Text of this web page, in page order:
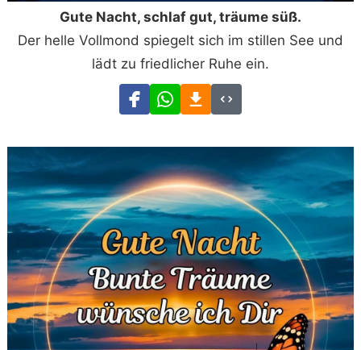
Gute Nacht, schlaf gut, träume süß.
Der helle Vollmond spiegelt sich im stillen See und
lädt zu friedlicher Ruhe ein.